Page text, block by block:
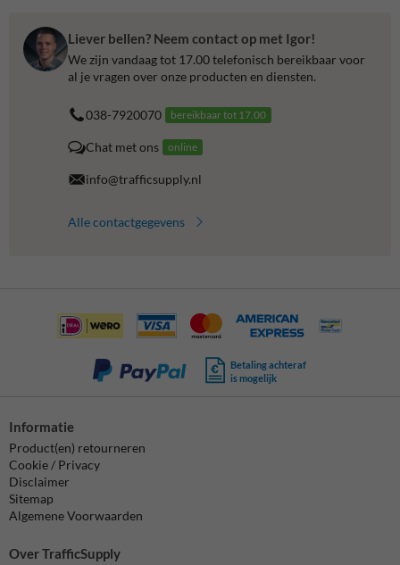
Liever bellen? Neem contact op met Igor!
We zijn vandaag tot 17.00 telefonisch bereikbaar voor
al je vragen over onze producten en diensten.
038-7920070 bereikbaar tot 17.00
Chat met ons online
info@trafficsupply.nl
Alle contactgegevens
Betaling achteraf
is mogelijk
Informatie
Product(en) retourneren
Cookie / Privacy
Disclaimer
Sitemap
Algemene Voorwaarden
Over TrafficSupply